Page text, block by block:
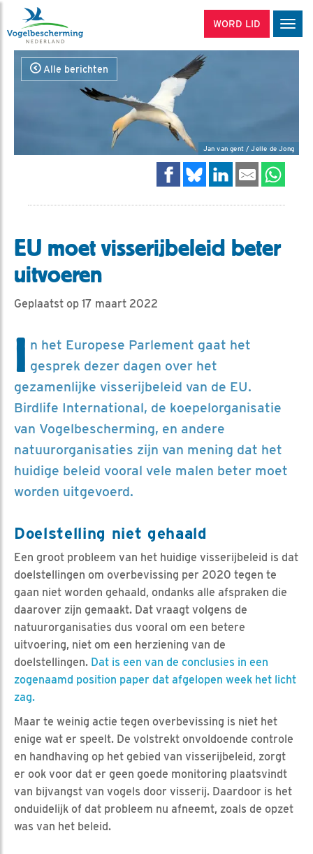
WORD LID
Alle berichten
Jan van gent / Jelle de Jong
EU moet visserijbeleid beter
uitvoeren
Geplaatst op 17 maart 2022
I n het Europese Parlement gaat het
gesprek dezer dagen over het
gezamenlijke visserijbeleid van de EU.
Birdlife International, de koepelorganisatie
van Vogelbescherming, en andere
natuurorganisaties zijn van mening dat het
huidige beleid vooral vele malen beter moet
worden uitgevoerd.
Doelstelling niet gehaald
Een groot probleem van het huidige visserijbeleid is dat
doelstellingen om overbevissing per 2020 tegen te
gaan niet worden gehaald, ondanks alle afspraken die
daarover zijn gemaakt. Dat vraagt volgens de
natuurorganisaties dus vooral om een betere
uitvoering, niet om een herziening van de
doelstellingen. Dat is een van de conclusies in een
zogenaamd position paper dat afgelopen week het licht
zag.
Maar te weinig actie tegen overbevissing is niet het
enige wat er speelt. De volstrekt onvoldoende controle
en handhaving op het gebied van visserijbeleid, zorgt
er ook voor dat er geen goede monitoring plaatsvindt
van bijvangst van vogels door visserij. Daardoor is het
onduidelijk of dat probleem nu afneemt, zoals de opzet
was van het beleid.